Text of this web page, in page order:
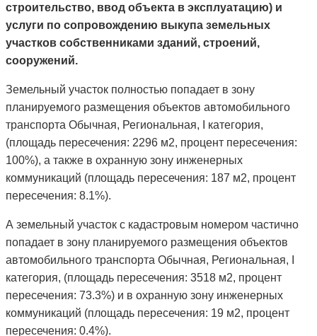
строительство, ввод объекта в эксплуатацию) и
услуги по сопровождению выкупа земельных
участков собственниками зданий, строений,
сооружений.
Земельный участок полностью попадает в зону
планируемого размещения объектов автомобильного
транспорта Обычная, Региональная, I категория,
(площадь пересечения: 2296 м2, процент пересечения:
100%), а также в охранную зону инженерных
коммуникаций (площадь пересечения: 187 м2, процент
пересечения: 8.1%).
А земельный участок с кадастровым номером частично
попадает в зону планируемого размещения объектов
автомобильного транспорта Обычная, Региональная, I
категория, (площадь пересечения: 3518 м2, процент
пересечения: 73.3%) и в охранную зону инженерных
коммуникаций (площадь пересечения: 19 м2, процент
пересечения: 0.4%).